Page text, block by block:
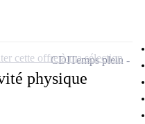
physique
CDITemps plein
cette offre à ma sélection